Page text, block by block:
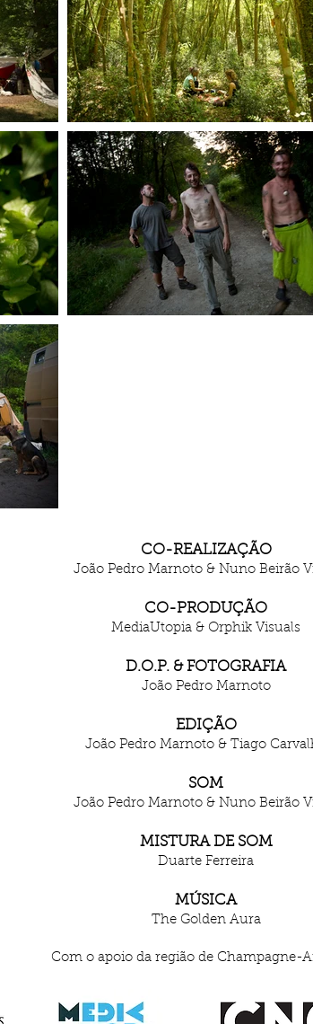
CO-REALIZAÇÃO
João Pedro Marnoto & Nuno Beirão
CO-PRODUÇÃO
MediaUtopia & Orphik Visuals
D.O.P. & FOTOGRAFIA
João Pedro Marnoto
EDIÇÃO
João Pedro Marnoto & Tiago
SOM
João Pedro Marnoto & Nuno Beirão
MISTURA DE SOM
Duarte Ferreira
MÚSICA
The Golden Aura
Com o apoio da região de Champagne-